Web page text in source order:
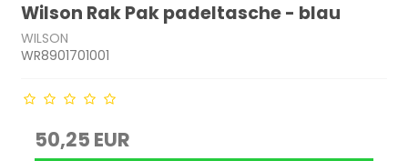
Wilson Rak Pak padeltasche - blau
WILSON
WR8901701001
50,25 EUR